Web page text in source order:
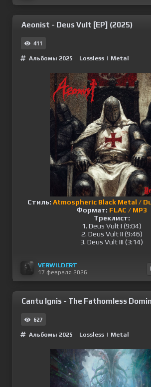
Aeonist - Deus Vult [EP] (2025)
411
Альбомы 2025 | Lossless | Metal
Стиль: Atmospheric Black Metal /
Формат: FLAC / MP3
Треклист:
1. Deus Vult I (9:04)
2. Deus Vult II (9:46)
3. Deus Vult III (3:14)
VERWILDERT
17 февраля 2026
Cantu Ignis - The Fathomless
627
Альбомы 2025 | Lossless | Metal